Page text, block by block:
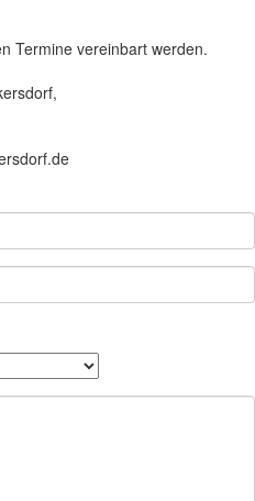
Termine vereinbart werden.